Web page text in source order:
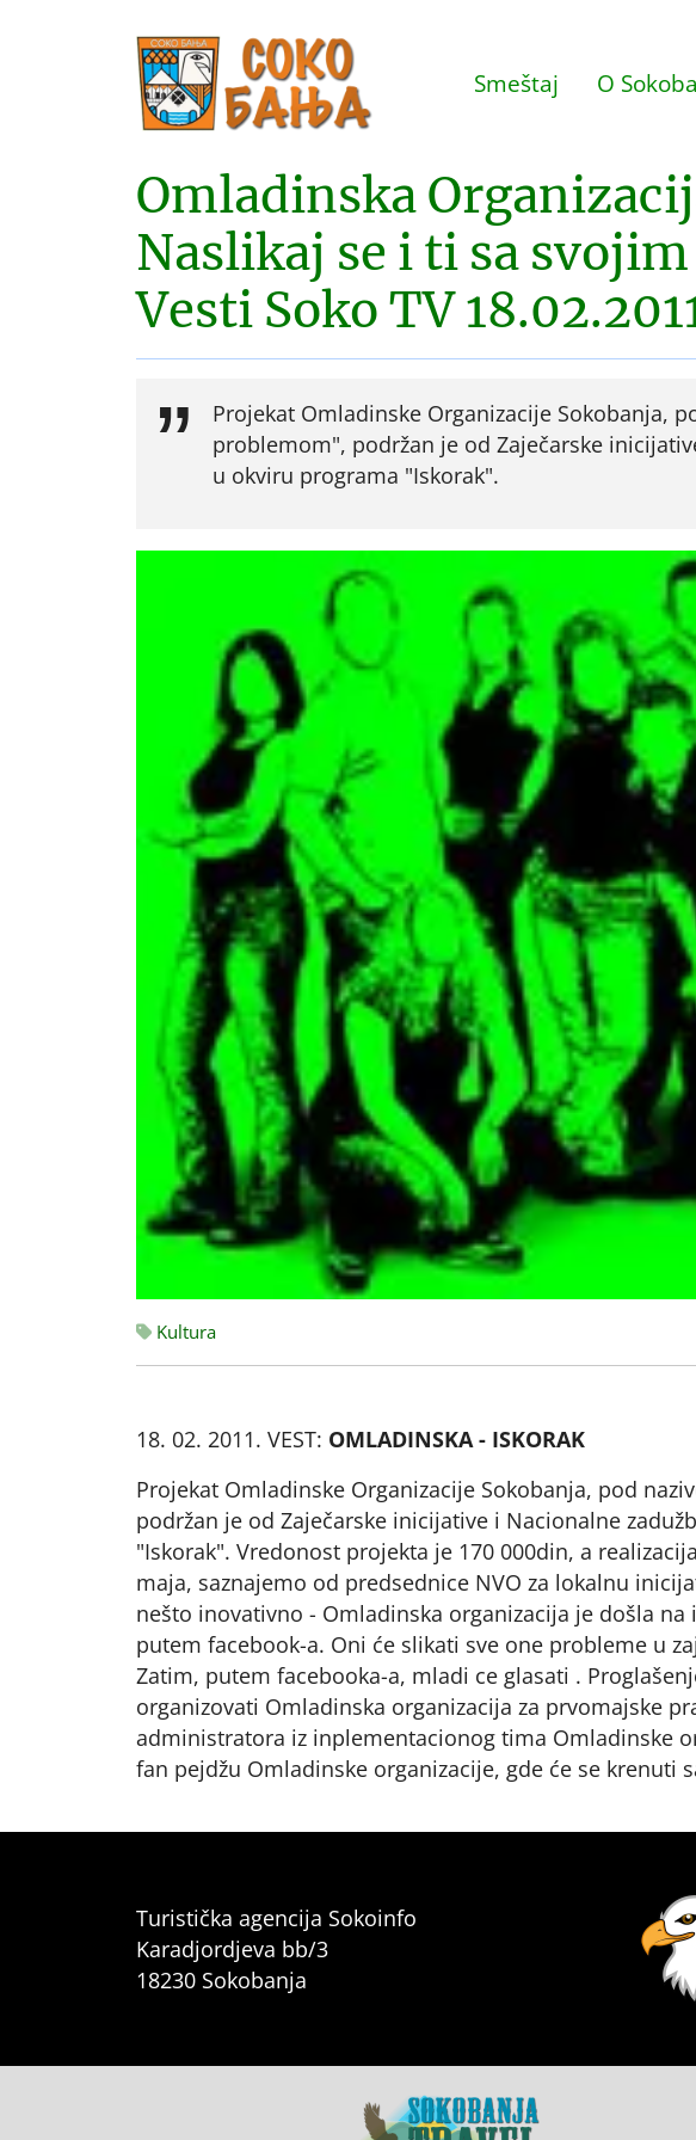
Smeštaj O
Omladinska
Naslikaj se i ti sa
Vesti Soko TV
Projekat Omladinske Organizacije Sokobanja,
problemom", podržan je od Zaječarske
u okviru programa "Iskorak".
Kultura
18. 02. 2011. VEST: OMLADINSKA - ISKORAK
Projekat Omladinske Organizacije Sokobanja, pod
podržan je od Zaječarske inicijative i Nacionalne
"Iskorak". Vredonost projekta je 170 000din, a
maja, saznajemo od predsednice NVO za lokalnu
nešto inovativno - Omladinska organizacija je došla
putem facebook-a. Oni će slikati sve one probleme u
Zatim, putem facebooka-a, mladi ce glasati .
organizovati Omladinska organizacija za prvomajske
administratora iz inplementacionog tima Omladinske
fan pejdžu Omladinske organizacije, gde će se krenuti
Turistička agencija Sokoinfo
Karadjordjeva bb/3
18230 Sokobanja